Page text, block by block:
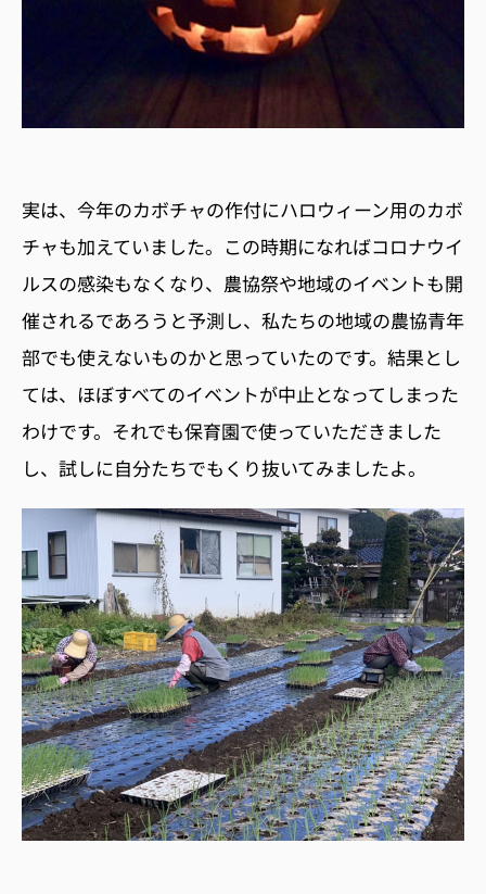
実は、今年のカボチャの作付にハロウィーン用のカボ
チャも加えていました。この時期になればコロナウイ
ルスの感染もなくなり、農協祭や地域のイベントも開
催されるであろうと予測し、私たちの地域の農協青年
部でも使えないものかと思っていたのです。結果とし
ては、ほぼすべてのイベントが中止となってしまった
わけです。それでも保育園で使っていただきました
し、試しに自分たちでもくり抜いてみましたよ。